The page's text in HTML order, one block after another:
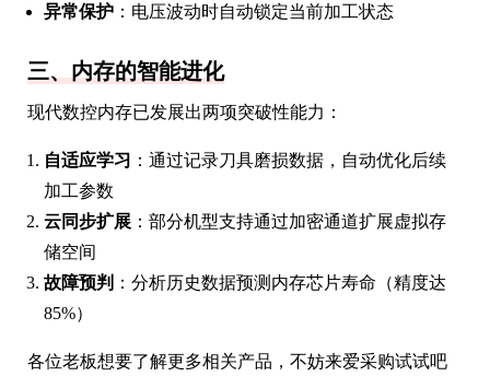
异常保护 ：电压波动时自动锁定当前加工状态
三、内存的智能进化
现代数控内存已发展出两项突破性能力：
自适应学习 ：通过记录刀具磨损数据，自动优化后续
加工参数
云同步扩展 ：部分机型支持通过加密通道扩展虚拟存
储空间
故障预判 ：分析历史数据预测内存芯片寿命（精度达
85%）
各位老板想要了解更多相关产品，不妨来爱采购试试吧